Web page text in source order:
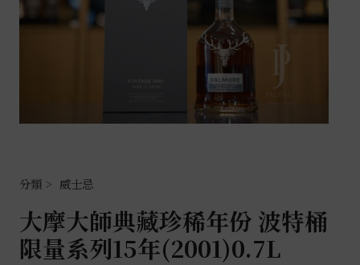
威士忌
大摩大師典藏珍稀年份 波特桶
限量系列15年(2001)0.7L